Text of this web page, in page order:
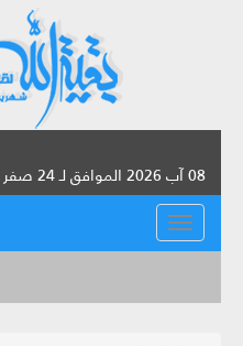
08 آب 2026 الموافق لـ 24 صفر 1448
القائمة